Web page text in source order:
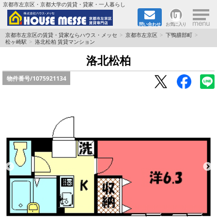
京都市左京区・京都大学の賃貸・貸家・一人暮らし
問い合わせ お気に入り ×
TOPページ
地域から検索
書類DL & 入居者さまへ
家族で住むならマンション？賃家？
一人暮らしの物件特集
ペット相談OKの賃貸！
京都市左京区の賃貸・貸家ならハウス・メッセ 京都市左京区
下鴨膳部町
松ヶ崎駅
洛北松柏 賃貸マンション
洛北松柏
物件番号/1075921134